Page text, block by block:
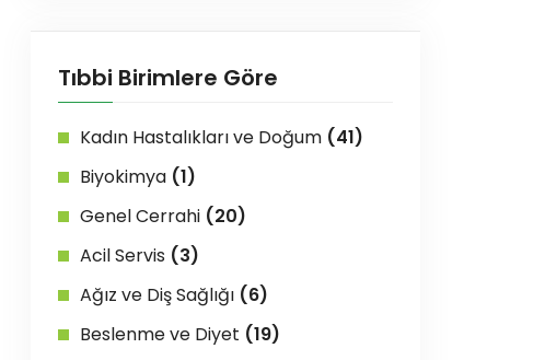
Tıbbi Birimlere Göre
Kadın Hastalıkları ve Doğum (41)
Biyokimya (1)
Genel Cerrahi (20)
Acil Servis (3)
Ağız ve Diş Sağlığı (6)
Beslenme ve Diyet (19)